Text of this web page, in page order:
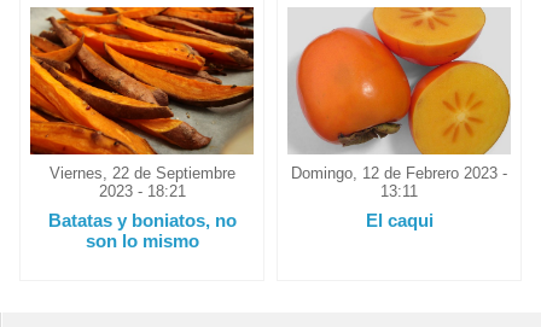
Viernes, 22 de Septiembre
2023 - 18:21
Batatas y boniatos, no
son lo mismo
Domingo, 12 de Febrero 2023 -
13:11
El caqui